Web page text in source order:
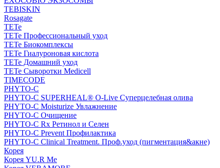
TEBISKIN
Rosagate
TETe
TETe Профессиональный уход
TETe Биокомплексы
TETe Гиалуроновая кислота
TETe Домашний уход
TETe Сыворотки Medicell
TIMECODE
PHYTO-C
PHYTO-C SUPERHEAL® O-Live Суперцелебная олива
PHYTO-C Moisturize Увлажнение
PHYTO-C Очищение
PHYTO-C Rx Ретинол и Селен
PHYTO-C Prevent Профилактика
PHYTO-C Clinical Treatment. Проф.уход (пигментация&акне)
Корея
Корея YU.R Me